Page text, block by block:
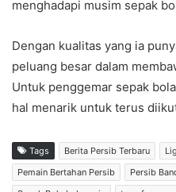
menghadapi musim sepak
Dengan kualitas yang ia
peluang besar dalam
Untuk penggemar sepak
hal menarik untuk terus
Tags Berita Persib Terbaru
Pemain Bertahan Persib
Persib